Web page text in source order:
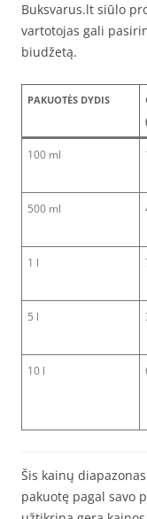
Buksvarus.lt siūlo
vartotojas gali
biudžetą.
PAKUOTĖS DYDIS
100 ml
500 ml
1 l
5 l
10 l
Šis kainų
pakuotę pagal savo